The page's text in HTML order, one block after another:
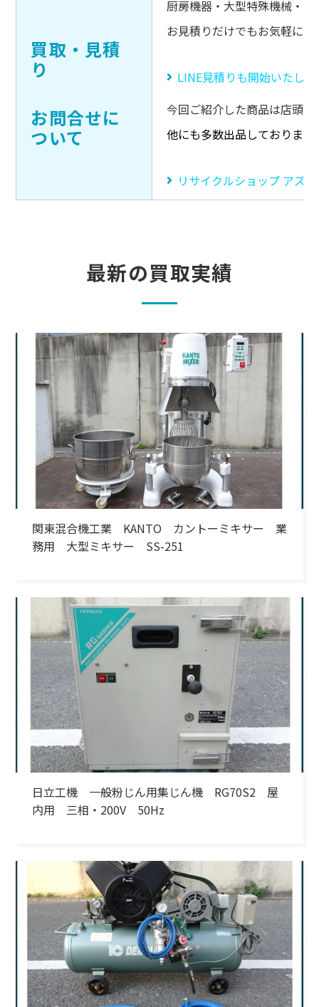
買取・見積
り
お問合せに
ついて
厨房機器・大型特殊機械・
お見積りだけでもお気軽に
LINE見積りも開始いたし
今回ご紹介した商品は店頭
他にも多数出品しておりま
リサイクルショップ アズ
最新の買取実績
関東混合機工業 KANTO カントーミキサー 業
務用 大型ミキサー SS-251
日立工機 一般粉じん用集じん機 RG70S2 屋
内用 三相・200V 50Hz